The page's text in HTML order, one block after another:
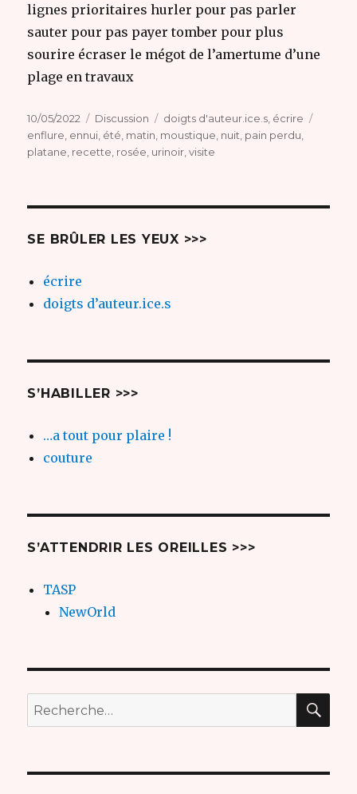
lignes prioritaires hurler pour pas parler
sauter pour pas payer tomber pour plus
sourire écraser le mégot de l’amertume d’une
plage en travaux
Publié
le
10/05/2022 Format
Discussion Catégories
doigts d'auteur.ice.s écrire
enflure ennui été matin moustique nuit pain perdu
platane recette rosée urinoir ,visite
SE BRÛLER LES YEUX >>>
écrire
doigts d’auteur.ice.s
S’HABILLER >>>
…a tout pour plaire !
couture
S’ATTENDRIR LES OREILLES >>>
TASP
NewOrld
Recherche
pour